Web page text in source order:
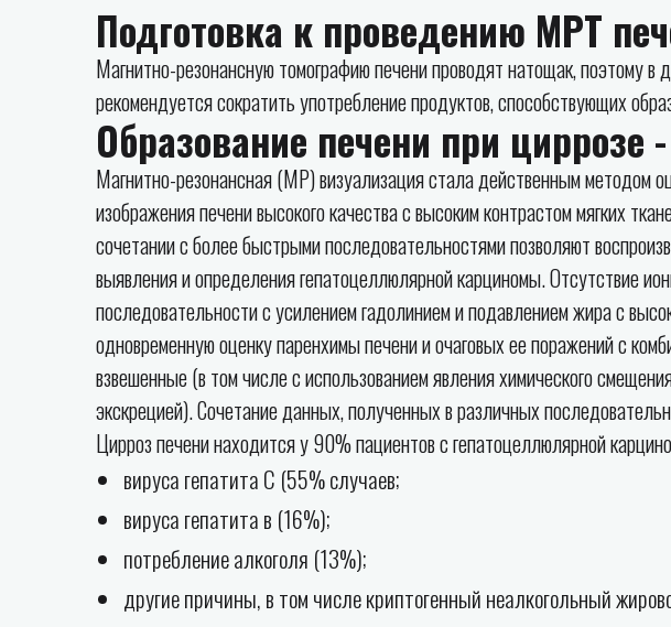
Подготовка к проведению МРТ
Магнитно-резонансную томографию печени проводят натощак,
рекомендуется сократить употребление продуктов, способствующих
Образование печени при
Магнитно-резонансная (МР) визуализация стала действенным методом
изображения печени высокого качества с высоким контрастом мягких
сочетании с более быстрыми последовательностями позволяют
выявления и определения гепатоцеллюлярной карциномы. Отсутствие
последовательности с усилением гадолинием и подавлением жира с
одновременную оценку паренхимы печени и очаговых ее поражений с
взвешенные (в том числе с использованием явления химического
экскрецией). Сочетание данных, полученных в различных
Цирроз печени находится у 90% пациентов с гепатоцеллюлярной
вируса гепатита С (55% случаев;
вируса гепатита в (16%);
потребление алкоголя (13%);
другие причины, в том числе криптогенный неалкогольный